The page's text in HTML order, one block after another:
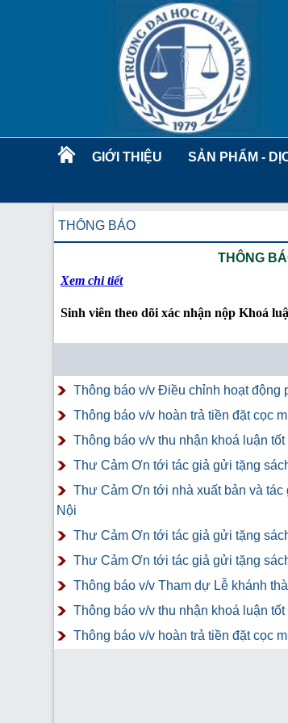
GIỚI THIỆU SẢN PHẨM -
THÔNG BÁO
THÔNG
Xem chi tiết
Sinh viên theo dõi xác nhận nộp Khoá
Thông báo v/v Điều chỉnh hoạt động
Thông báo v/v hoàn trả tiền đặt cọc
Thông báo v/v thu nhận khoá luận
Thư Cảm Ơn tới tác giả gửi tặng
Thư Cảm Ơn tới nhà xuất bản và
Nội
Thư Cảm Ơn tới tác giả gửi tặng
Thư Cảm Ơn tới tác giả gửi tặng
Thông báo v/v Tham dự Lễ khánh
Thông báo v/v thu nhận khoá luận
Thông báo v/v hoàn trả tiền đặt cọc